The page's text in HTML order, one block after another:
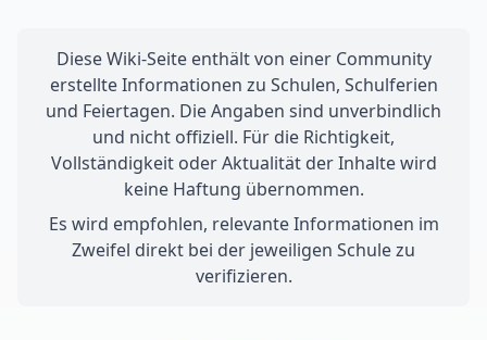
Diese Wiki-Seite enthält von einer Community
erstellte Informationen zu Schulen, Schulferien
und Feiertagen. Die Angaben sind unverbindlich
und nicht offiziell. Für die Richtigkeit,
Vollständigkeit oder Aktualität der Inhalte wird
keine Haftung übernommen.
Es wird empfohlen, relevante Informationen im
Zweifel direkt bei der jeweiligen Schule zu
verifizieren.